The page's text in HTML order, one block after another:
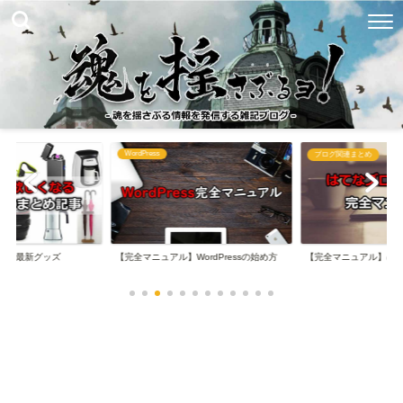
る最新グッズ
WordPress
【完全マニュアル】WordPressの始め方
ブログ関連まとめ
【完全マニュアル】は